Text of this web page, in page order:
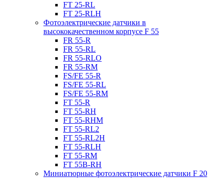
FT 25-RL
FT 25-RLH
Фотоэлектрические датчики в
высококачественном корпусе F 55
FR 55-R
FR 55-RL
FR 55-RLO
FR 55-RM
FS/FE 55-R
FS/FE 55-RL
FS/FE 55-RM
FT 55-R
FT 55-RH
FT 55-RHM
FT 55-RL2
FT 55-RL2H
FT 55-RLH
FT 55-RM
FT 55B-RH
Миниатюрные фотоэлектрические датчики F 20